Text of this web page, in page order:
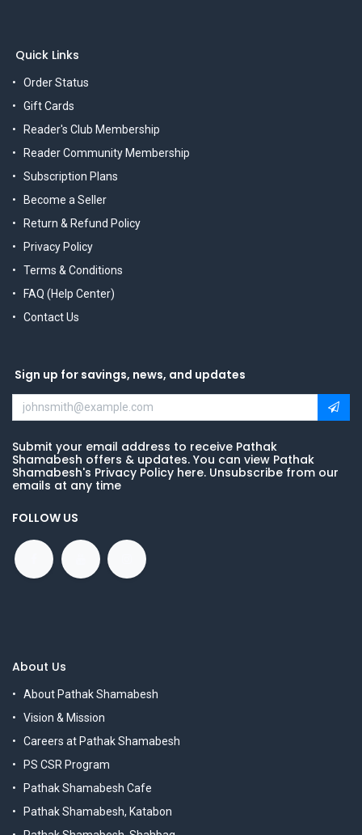
Quick Links
Order Status
Gift Cards
Reader's Club Membership
Reader Community Membership
Subscription Plans
Become a Seller
Return & Refund Policy
Privacy Policy
Terms & Conditions
FAQ (Help Center)
Contact Us
Sign up for savings, news, and updates
Submit your email address to receive Pathak
Shamabesh offers & updates. You can view Pathak
Shamabesh's Privacy Policy here. Unsubscribe from our
emails at any time
FOLLOW US
About Us
About Pathak Shamabesh
Vision & Mission
Careers at Pathak Shamabesh
PS CSR Program
Pathak Shamabesh Cafe
Pathak Shamabesh, Katabon